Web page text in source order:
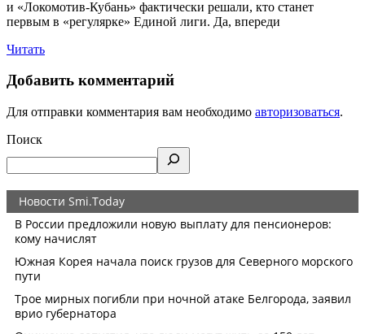
и «Локомотив-Кубань» фактически решали, кто станет
первым в «регулярке» Единой лиги. Да, впереди
Читать
Добавить комментарий
Для отправки комментария вам необходимо авторизоваться.
Поиск